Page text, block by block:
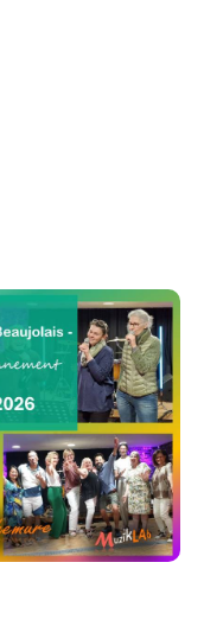
de chant et
passion avec
de technique